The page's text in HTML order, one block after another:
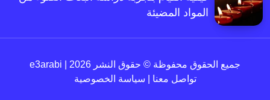
المواد المضيئة
جميع الحقوق محفوظة © حقوق النشر 2026 | e3arabi
تواصل معنا
سياسة الخصوصية